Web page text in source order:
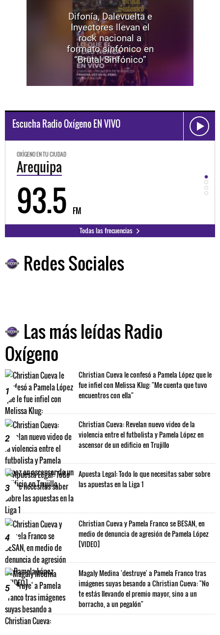
Difonía, Dalevuelta e
Inyectores llevan el
rock nacional a
formato sinfónico en
“Brutal Sinfónico”
Escucha Radio Oxígeno EN VIVO
OXÍGENO EN TU CIUDAD
Trujillo
98.3 FM
Todas las frecuencias
Redes Sociales
Las más leídas Radio
Oxígeno
1
Christian Cueva le confesó a Pamela López que le
fue infiel con Melissa Klug: "Me cuenta que tuvo
encuentros con ella"
2
Christian Cueva: Revelan nuevo video de la
violencia entre el futbolista y Pamela López en
ascensor de un edificio en Trujillo
3
Apuesta Legal: Todo lo que necesitas saber sobre
las apuestas en la Liga 1
4
Christian Cueva y Pamela Franco se BESAN, en
medio de denuncia de agresión de Pamela López
[VIDEO]
5
Magaly Medina 'destruye' a Pamela Franco tras
imágenes suyas besando a Christian Cueva: "No
te estás llevando el premio mayor, sino a un
borracho, a un pegalón"